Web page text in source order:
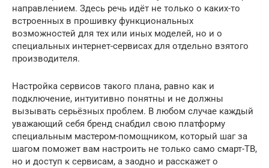
направлением. Здесь речь идёт не только о каких-то
встроенных в прошивку функциональных
возможностей для тех или иных моделей, но и о
специальных интернет-сервисах для отдельно взятого
производителя.
Настройка сервисов такого плана, равно как и
подключение, интуитивно понятны и не должны
вызывать серьёзных проблем. В любом случае каждый
уважающий себя бренд снабдил свою платформу
специальным мастером-помощником, который шаг за
шагом поможет вам настроить не только само смарт-ТВ,
но и доступ к сервисам, а заодно и расскажет о